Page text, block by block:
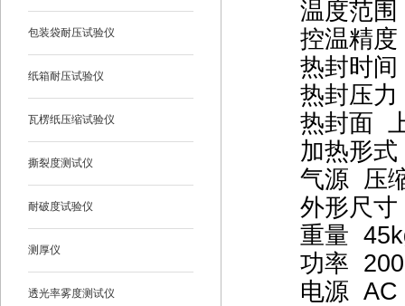
包装袋耐压试验仪
纸箱耐压试验仪
瓦楞纸压缩试验仪
撕裂度测试仪
耐破度试验仪
测厚仪
透光率雾度测试仪
温度范围
控温精度
热封时间
热封压力
热封面 上
加热形式
气源 压缩
外形尺寸
重量
功率
电源 AC